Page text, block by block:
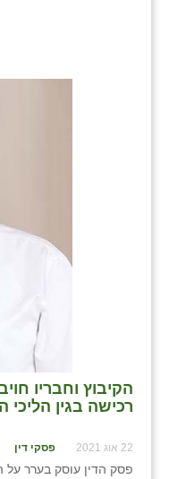
הקיבוץ וחבריו
רכישה בגין הליכי
22 אוג 2021 פסקי דין
פסק הדין עוסק בערר על